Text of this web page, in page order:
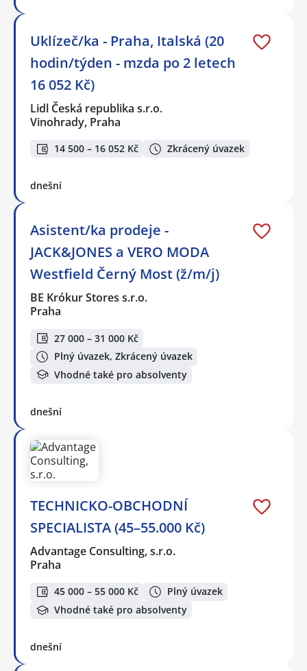
Uklízeč/ka - Praha, Italská (20
hodin/týden - mzda po 2 letech
16 052 Kč)
Lidl Česká republika s.r.o.
Vinohrady, Praha
14 500 – 16 052 Kč Zkrácený úvazek
dnešní
Asistent/ka prodeje -
JACK&JONES a VERO MODA
Westfield Černý Most (ž/m/j)
BE Krókur Stores s.r.o.
Praha
27 000 – 31 000 Kč
Plný úvazek, Zkrácený úvazek
Vhodné také pro absolventy
dnešní
TECHNICKO-OBCHODNÍ
SPECIALISTA (45–55.000 Kč)
Advantage Consulting, s.r.o.
Praha
45 000 – 55 000 Kč
Plný úvazek
Vhodné také pro absolventy
dnešní